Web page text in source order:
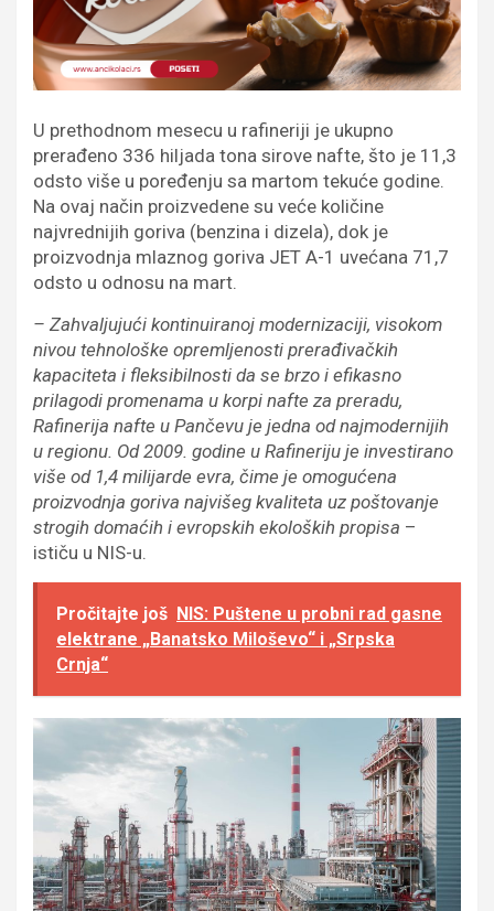
U prethodnom mesecu u rafineriji je ukupno
prerađeno 336 hiljada tona sirove nafte, što je 11,3
odsto više u poređenju sa martom tekuće godine.
Na ovaj način proizvedene su veće količine
najvrednijih goriva (benzina i dizela), dok je
proizvodnja mlaznog goriva JET A-1 uvećana 71,7
odsto u odnosu na mart.
– Zahvaljujući kontinuiranoj modernizaciji, visokom
nivou tehnološke opremljenosti prerađivačkih
kapaciteta i fleksibilnosti da se brzo i efikasno
prilagodi promenama u korpi nafte za preradu,
Rafinerija nafte u Pančevu je jedna od najmodernijih
u regionu. Od 2009. godine u Rafineriju je investirano
više od 1,4 milijarde evra, čime je omogućena
proizvodnja goriva najvišeg kvaliteta uz poštovanje
strogih domaćih i evropskih ekoloških propisa –
ističu u NIS-u.
Pročitajte još NIS: Puštene u probni rad gasne
elektrane „Banatsko Miloševo“ i „Srpska
Crnja“